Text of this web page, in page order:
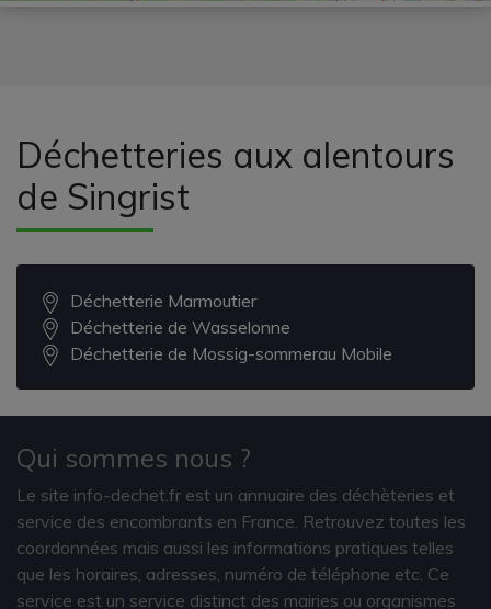
Déchetteries aux alentours
de Singrist
Déchetterie Marmoutier
Déchetterie de Wasselonne
Déchetterie de Mossig-sommerau Mobile
Qui sommes nous ?
Le site info-dechet.fr est un annuaire des déchèteries et
service des encombrants en France. Retrouvez toutes les
coordonnées mais aussi les informations pratiques telles
que les horaires, adresses, numéro de téléphone etc. Ce
service est un service distinct des mairies ou organismes